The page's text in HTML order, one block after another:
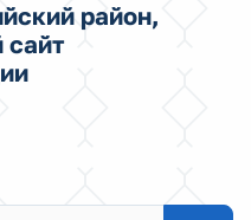
район,
сайт